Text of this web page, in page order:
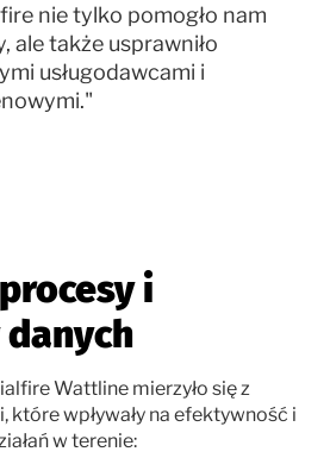
nie tylko pomogło nam
ale także usprawniło
usługodawcami i
i
Wattline mierzyło się z
wpływały na efektywność i
w terenie: